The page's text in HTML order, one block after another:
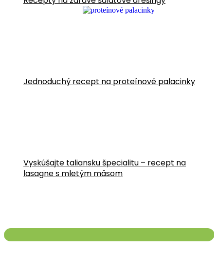
Jednoduchý recept na proteínové palacinky
Vyskúšajte taliansku špecialitu – recept na
lasagne s mletým mäsom